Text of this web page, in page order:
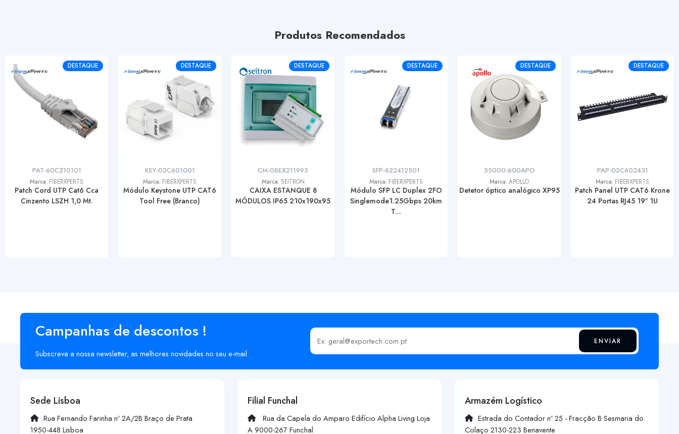
Produtos Recomendados
DESTAQUE
PAT-60CZ10101
Marca: FIBERXPERTS
Patch Cord UTP Cat6 Cca
Cinzento LSZH 1,0 Mt.
DESTAQUE
KEY-02C601001
Marca: FIBERXPERTS
Módulo Keystone UTP CAT6
Tool Free (Branco)
DESTAQUE
CM-08EX211995
Marca: SEITRON
CAIXA ESTANQUE 8
MÓDULOS IP65 210x190x95
DESTAQUE
SFP-622412501
Marca: FIBERXPERTS
Módulo SFP LC Duplex 2FO
Singlemode1.25Gbps 20km
T...
DESTAQUE
55000-600APO
Marca: APOLLO
Detetor óptico analógico XP95
DESTAQUE
PAP-02C602431
Marca: FIBERXPERTS
Patch Panel UTP CAT6 Krone
24 Portas RJ45 19″ 1U
Campanhas de descontos !
Subscreva a nossa newsletter, as melhores novidades no seu e-mail
Insira o seu email ENVIAR
Sede Lisboa
Rua Fernando Farinha nº 2A/2B Braço de Prata
1950-448 Lisboa
Filial Funchal
Rua da Capela do Amparo Edifício Alpha Living Loja
A 9000-267 Funchal
Armazém Logístico
Estrada do Contador nº 25 - Fracção B Sesmaria do
Colaço 2130-223 Benavente